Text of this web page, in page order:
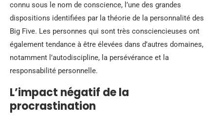
connu sous le nom de conscience, l’une des grandes
dispositions identifiées par la théorie de la personnalité des
Big Five. Les personnes qui sont très consciencieuses ont
également tendance à être élevées dans d’autres domaines,
notamment l’autodiscipline, la persévérance et la
responsabilité personnelle.
L’impact négatif de la
procrastination